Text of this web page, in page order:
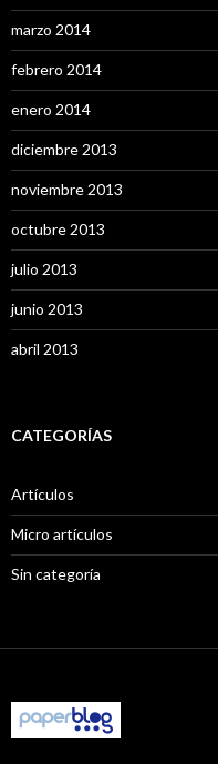
marzo 2014
febrero 2014
enero 2014
diciembre 2013
noviembre 2013
octubre 2013
julio 2013
junio 2013
abril 2013
CATEGORÍAS
Artículos
Micro artículos
Sin categoría